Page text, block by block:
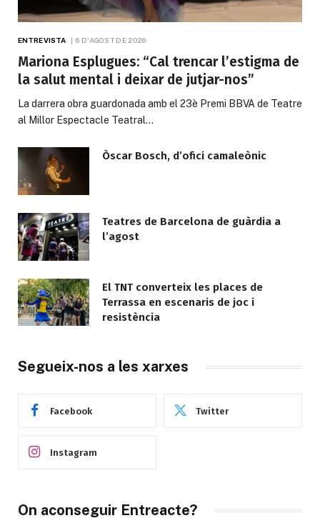
ENTREVISTA 6 D'AGOST DE 2026
Mariona Esplugues: “Cal trencar l’estigma de
la salut mental i deixar de jutjar-nos”
La darrera obra guardonada amb el 23è Premi BBVA de Teatre
al Millor Espectacle Teatral…
Òscar Bosch, d’ofici camaleònic
Teatres de Barcelona de guàrdia a
l’agost
El TNT converteix les places de
Terrassa en escenaris de joc i
resistència
Segueix-nos a les xarxes
Facebook Twitter
Instagram
On aconseguir Entreacte?